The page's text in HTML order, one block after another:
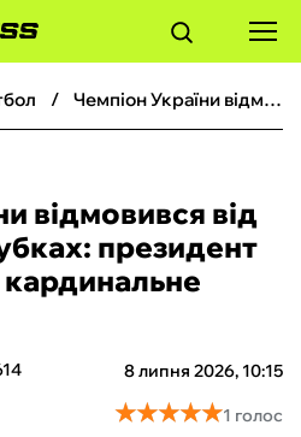
Чемпіон України відмовився від участі у єврокубках: президент клубу пояснив кардинальне рішення
відмовився від
президент
8 липня 2026, 10:15
★★★★★
★★★★★1 голос